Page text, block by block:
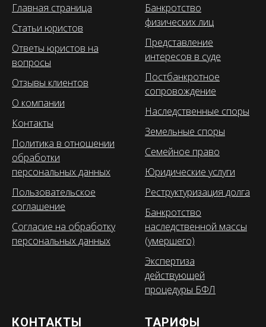
Главная страница
Статьи юристов
Ответы юристов на
вопросы
Отзывы клиентов
О компании
Контакты
Политика в отношении
обработки
персональных данных
Пользовательское
соглашение
Согласие на обработку
персональных данных
Банкротство
физических лиц
Представление
интересов в суде
Постбанкротное
сопровождение
Наследственные споры
Земельные споры
Семейное право
Юридические услуги
Реструктуризация долга
Банкротство
наследственной массы
(умершего)
Экспертиза
действующей
процедуры БФЛ
КОНТАКТЫ ТАРИФЫ